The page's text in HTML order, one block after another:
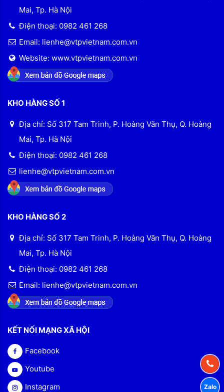
Mai, Tp. Hà Nội
Điện thoại: 0982 461 268
Email: lienhe@vtpvietnam.com.vn
Website: www.vtpvietnam.com.vn
KHO HÀNG SỐ 1
Địa chỉ: Số 317 Tam Trinh, P. Hoàng Văn Thụ, Q. Hoàng
Mai, Tp. Hà Nội
Điện thoại: 0982 461 268
lienhe@vtpvietnam.com.vn
KHO HÀNG SỐ 2
Địa chỉ: Số 317 Tam Trinh, P. Hoàng Văn Thụ, Q. Hoàng
Mai, Tp. Hà Nội
Điện thoại: 0982 461 268
Email: lienhe@vtpvietnam.com.vn
KẾT NỐI MẠNG XÃ HỘI
Facebook
Youtube
Instagram